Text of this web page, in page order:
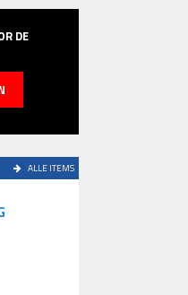
DE
ALLE ITEMS